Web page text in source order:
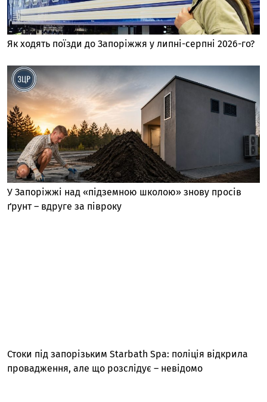
Як ходять поїзди до Запоріжжя у липні-серпні 2026-го?
У Запоріжжі над «підземною школою» знову просів
ґрунт – вдруге за півроку
Стоки під запорізьким Starbath Spa: поліція відкрила
провадження, але що розслідує – невідомо